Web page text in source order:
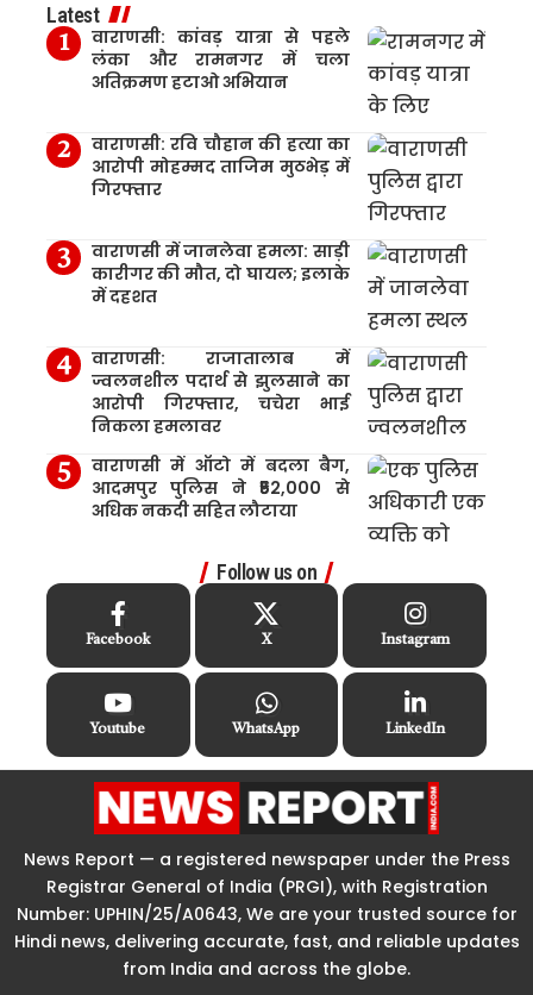
Latest
वाराणसी: कांवड़ यात्रा से पहले
लंका और रामनगर में चला
अतिक्रमण हटाओ अभियान
वाराणसी: रवि चौहान की हत्या का
आरोपी मोहम्मद ताजिम मुठभेड़ में
गिरफ्तार
वाराणसी में जानलेवा हमला: साड़ी
कारीगर की मौत, दो घायल; इलाके
में दहशत
वाराणसी: राजातालाब में
ज्वलनशील पदार्थ से झुलसाने का
आरोपी गिरफ्तार, चचेरा भाई
निकला हमलावर
वाराणसी में ऑटो में बदला बैग,
आदमपुर पुलिस ने ₹52,000 से
अधिक नकदी सहित लौटाया
Follow us on
Facebook X Instagram
Youtube WhatsApp LinkedIn
News Report — a registered newspaper under the Press
Registrar General of India (PRGI), with Registration
Number: UPHIN/25/A0643, We are your trusted source for
Hindi news, delivering accurate, fast, and reliable updates
from India and across the globe.